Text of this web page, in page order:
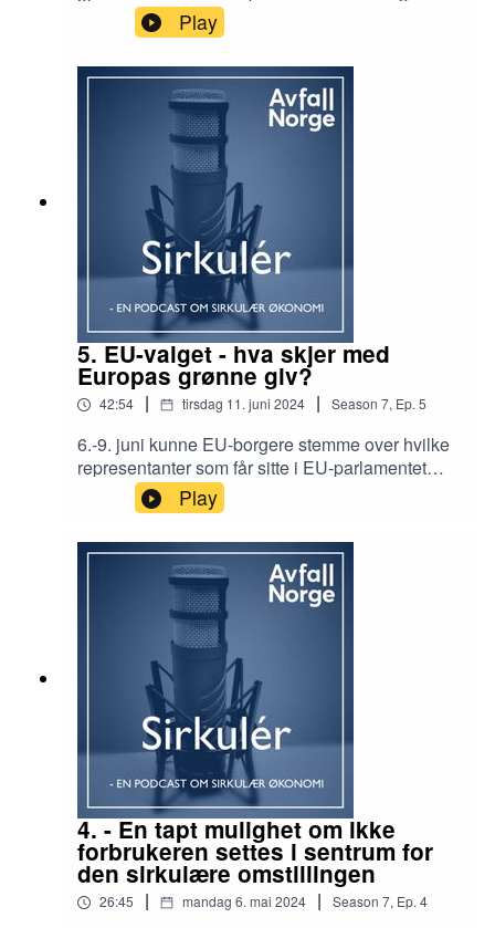
adm. dir. Runar Bålsrud og programeder Kåre
Fostervold om ressursbruk, teknologi og
innovasjon, og hvordan vi skal klare å omstille
økonomien i en mer sirkulær retning uten at det
går ut over verdiskapning og
levestandard.Produsent: Håkon Bratland
Play
5. EU-valget - hva skjer med
Europas grønne giv?
42:54 | tirsdag 11. juni 2024 | Season 7, Ep. 5
6.-9. juni kunne EU-borgere stemme over hvilke
representanter som får sitte i EU-parlamentet
neste periode. Partiene i sentrum beholdt
flertallet, men partiene ytterst til høyre fikk
betydelig fremgang. Hva betyr det for Ursula von
der Leyens plan for grønn omstilling i Europa?
EU-ekspert Paal Frisvold og Avfall Norges EU-
rådgiver Marie Hesselberg Simonsen gjestet
podcasten Sirkulér for å diskutere hva vi kan
vente oss av klimapolitikk og tiltak for sirkulær
omstilling de neste årene. Programleder er Kåre
Fostervold.Produsent: Håkon Bratland
Play
4. - En tapt mulighet om ikke
forbrukeren settes i sentrum for
den sirkulære omstillingen
26:45 | mandag 6. mai 2024 | Season 7, Ep. 4